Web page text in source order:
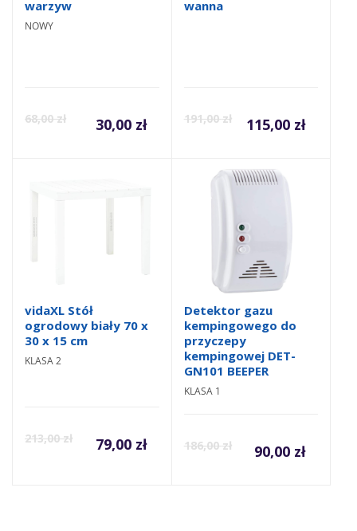
warzyw
NOWY
68,00zł 30,00 zł
wanna
191,00zł 115,00 zł
vidaXL Stół
ogrodowy biały 70 x
30 x 15 cm
KLASA 2
213,00zł 79,00 zł
Detektor gazu
kempingowego do
przyczepy
kempingowej DET-
GN101 BEEPER
KLASA 1
186,00zł 90,00 zł